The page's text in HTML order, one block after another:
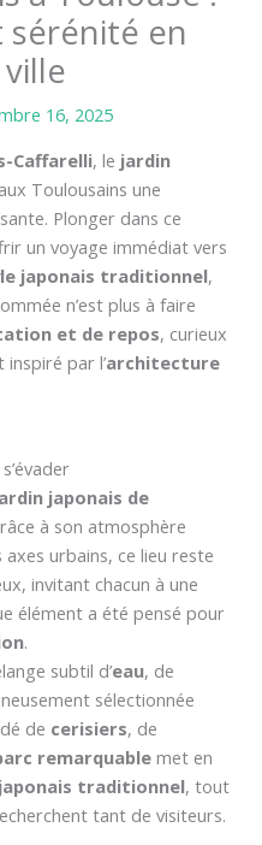
en
16, 2025
Caffarelli, le jardin
Toulousains une
Plonger dans ce
un voyage immédiat vers
japonais traditionnel,
n’est plus à faire
et de repos, curieux
par l’architecture
japonais de
à son atmosphère
urbains, ce lieu reste
invitant chacun à une
élément a été pensé pour
.
subtil d’eau, de
sélectionnée
de cerisiers, de
remarquable met en
traditionnel, tout
tant de visiteurs.